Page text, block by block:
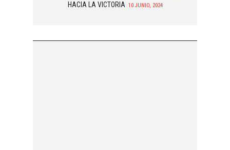
HACIA LA VICTORIA 10 JUNIO, 2024